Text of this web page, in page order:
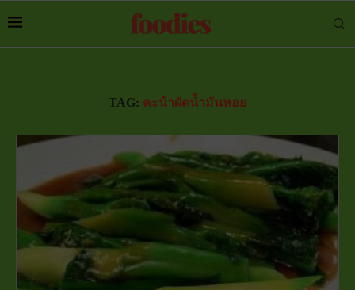
TAG: คะน้าผัดน้ำมันหอย